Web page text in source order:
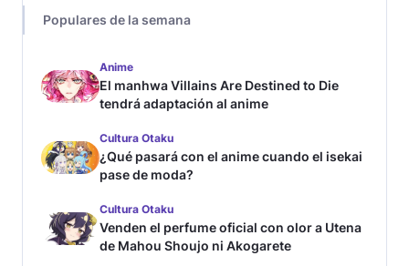
Populares de la semana
Anime
El manhwa Villains Are Destined to Die
tendrá adaptación al anime
Cultura Otaku
¿Qué pasará con el anime cuando el isekai
pase de moda?
Cultura Otaku
Venden el perfume oficial con olor a Utena
de Mahou Shoujo ni Akogarete